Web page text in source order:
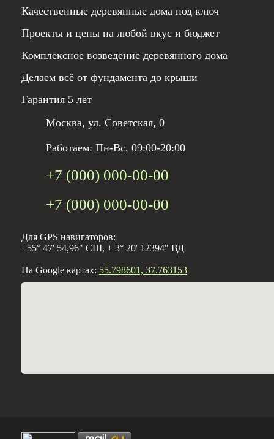
Качественные деревянные дома под ключ
Проекты и цены на любой вкус и бюджет
Комплексное возведение деревянного дома
Делаем всё от фундамента до крыши
Гарантия 5 лет
Москва, ул. Советская, 0
Работаем: Пн-Вс, 09:00-20:00
+7 (000) 000-00-00
+7 (000) 000-00-00
Для GPS навигаторов:
+55° 47' 54,96" СШ, + 3° 20' 12394" ВД
На Google картах: 55.798601, 37.763153